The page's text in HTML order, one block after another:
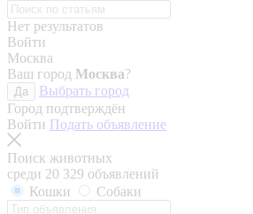
Нет результатов
Войти
Москва
Ваш город Москва?
Да
Выбрать город
Город подтверждён
Войти Подать объявление
Поиск животных
среди 20 329 объявлений
Кошки
Собаки